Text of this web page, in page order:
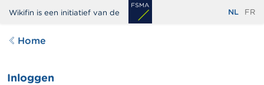
Overslaan
naar
gaan
Wikifin is een initiatief van de NL FR
Home
Inloggen